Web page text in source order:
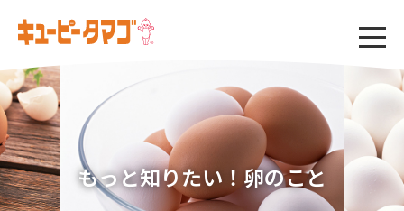
もっと知りたい！卵のこと